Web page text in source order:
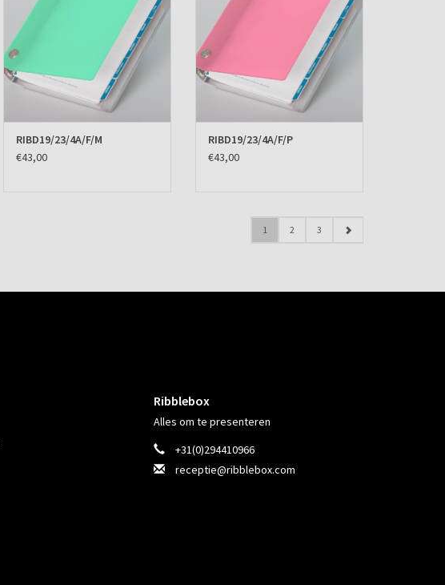
RIBD19/23/4A/F/M
€43,00
RIBD19/23/4A/F/P
€43,00
1 2 3
Ribblebox
Alles om te presenteren
+31(0)294410966
receptie@ribblebox.com